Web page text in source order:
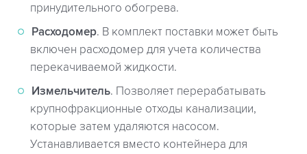
принудительного обогрева.
Расходомер. В комплект поставки может быть
включен расходомер для учета количества
перекачиваемой жидкости.
Измельчитель. Позволяет перерабатывать
крупнофракционные отходы канализации,
которые затем удаляются насосом.
Устанавливается вместо контейнера для